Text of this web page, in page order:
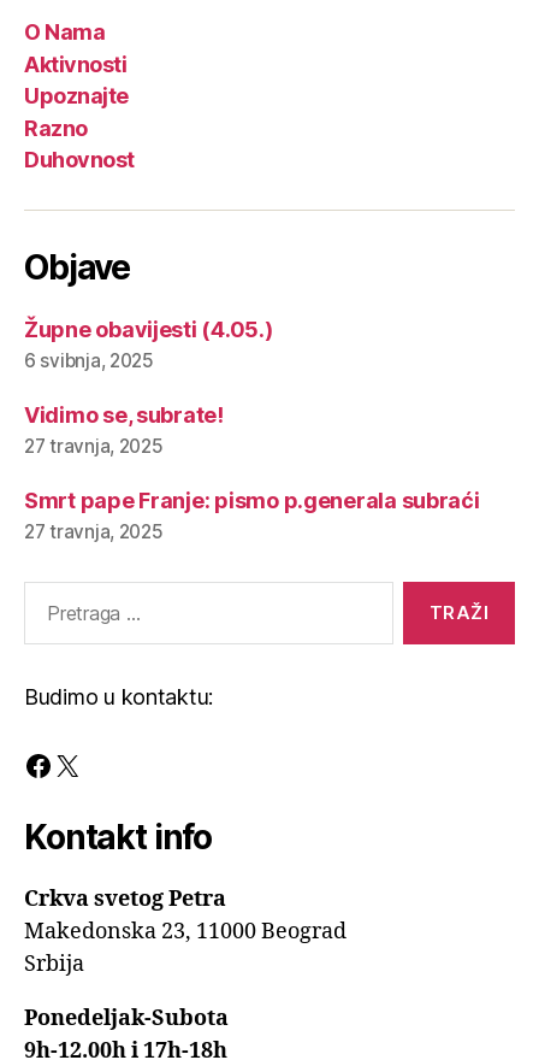
O Nama
Aktivnosti
Upoznajte
Razno
Duhovnost
Objave
Župne obavijesti (4.05.)
6 svibnja, 2025
Vidimo se, subrate!
27 travnja, 2025
Smrt pape Franje: pismo p.generala subraći
27 travnja, 2025
Budimo u kontaktu:
Facebook
X
Kontakt info
Crkva svetog Petra
Makedonska 23, 11000 Beograd
Srbija
Ponedeljak-Subota
9h-12.00h i 17h-18h